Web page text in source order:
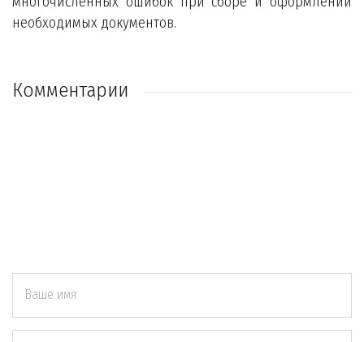
необходимых документов.
Комментарии
Ваше имя